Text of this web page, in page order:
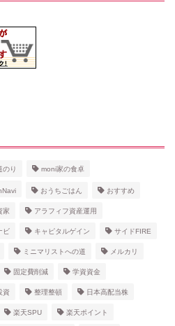
のり moni家の食卓
おうちごはん おすすめ
家 アラフィフ資産運用
ビ キャピタルゲイン サイドFIRE
ミニマリストへの道 メルカリ
固定費削減 学資資金
資 整理整頓 日本高配当株
楽天SPU 楽天ポイント